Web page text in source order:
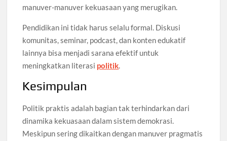
manuver-manuver kekuasaan yang merugikan.
Pendidikan ini tidak harus selalu formal. Diskusi
komunitas, seminar, podcast, dan konten edukatif
lainnya bisa menjadi sarana efektif untuk
meningkatkan literasi politik.
Kesimpulan
Politik praktis adalah bagian tak terhindarkan dari
dinamika kekuasaan dalam sistem demokrasi.
Meskipun sering dikaitkan dengan manuver pragmatis